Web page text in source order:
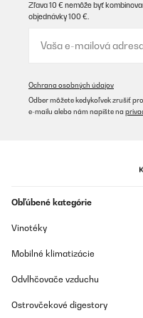
Zľava 10 € nemôže byť
objednávky 100 €.
Ochrana osobných údajov
Odber môžete kedykoľvek zrušiť
e-mailu alebo nám napíšte na
Obľúbené kategórie
Vinotéky
Mobilné klimatizácie
Odvlhčovače vzduchu
Ostrovčekové digestory